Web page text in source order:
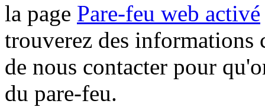
la page Pare-feu web activé
trouverez des informations
de nous contacter pour
du pare-feu.